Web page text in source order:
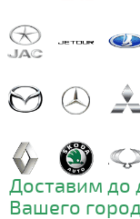
Доставим до
Вашего